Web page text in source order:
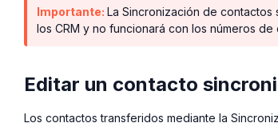
Importante: La Sincronización de
los CRM y no funcionará con los números
Editar un contacto
Los contactos transferidos mediante la